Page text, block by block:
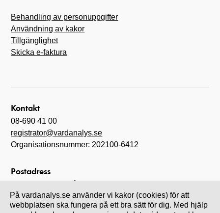
Behandling av personuppgifter
Användning av kakor
Tillgänglighet
Skicka e-faktura
Kontakt
08-690 41 00
registrator@vardanalys.se
Organisationsnummer: 202100-6412
Postadress
Box 6070
102 31 Stockholm
På vardanalys.se använder vi kakor (cookies) för att
webbplatsen ska fungera på ett bra sätt för dig. Med hjälp